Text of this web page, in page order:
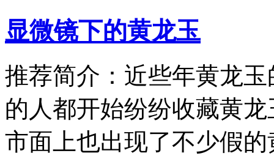
显微镜下的黄龙玉
推荐简介：近些年黄龙
的人都开始纷纷收藏黄
市面上也出现了不少假